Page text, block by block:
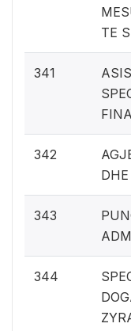
TE
341
342
343
344